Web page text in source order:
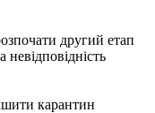
другий етап
карантин